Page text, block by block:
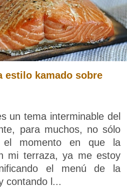
estilo kamado sobre
un tema interminable del
para muchos, no sólo
el momento en que la
mi terraza, ya me estoy
el menú de la
contando l...